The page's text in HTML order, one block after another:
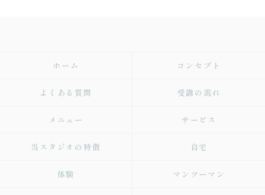
ホーム コンセプト
よくある質問 受講の流れ
メニュー サービス
当スタジオの特徴 自宅
体験 マンツーマン